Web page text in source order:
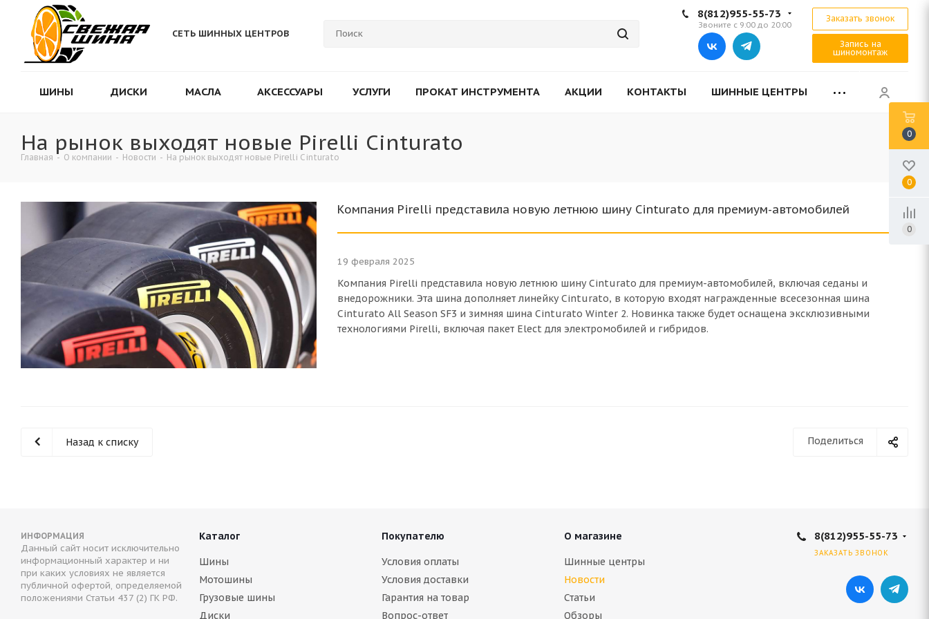
СЕТЬ ШИННЫХ ЦЕНТРОВ
8(812)955-55-73
Звоните с 9:00 до 20:00
Заказать звонок
Запись на
шиномонтаж
ШИНЫ ДИСКИ МАСЛА АКСЕССУАРЫ УСЛУГИ ПРОКАТ ИНСТРУМЕНТА АКЦИИ КОНТАКТЫ ШИННЫЕ ЦЕНТРЫ
На рынок выходят новые Pirelli Cinturato
Главная - О компании - Новости - На рынок выходят новые Pirelli Cinturato
Компания Pirelli представила новую летнюю шину Cinturato для премиум-автомобилей
19 февраля 2025
Компания Pirelli представила новую летнюю шину Cinturato для премиум-автомобилей, включая седаны и
внедорожники. Эта шина дополняет линейку Cinturato, в которую входят награжденные всесезонная шина
Cinturato All Season SF3 и зимняя шина Cinturato Winter 2. Новинка также будет оснащена эксклюзивными
технологиями Pirelli, включая пакет Elect для электромобилей и гибридов.
Поделиться
Назад к списку
ИНФОРМАЦИЯ
Данный сайт носит исключительно
информационный характер и ни
при каких условиях не является
публичной офертой, определяемой
положениями Статьи 437 (2) ГК РФ.
Каталог
Шины
Мотошины
Грузовые шины
Диски
Покупателю
Условия оплаты
Условия доставки
Гарантия на товар
Вопрос-ответ
О магазине
Шинные центры
Новости
Статьи
Обзоры
8(812)955-55-73
ЗАКАЗАТЬ ЗВОНОК
0
0
0